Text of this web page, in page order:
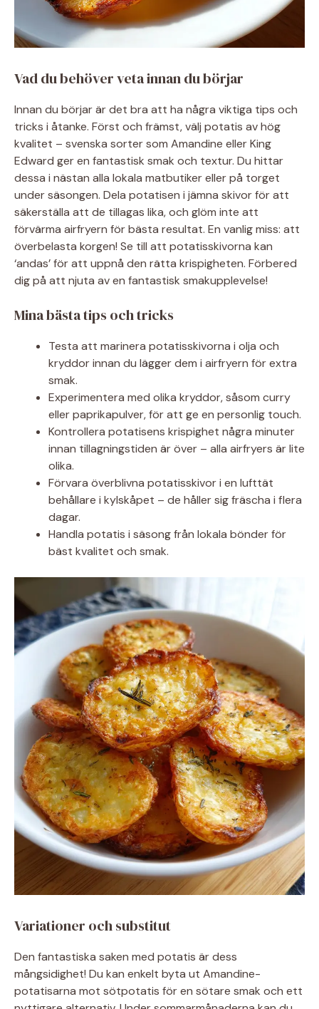
Vad du behöver veta innan du börjar
Innan du börjar är det bra att ha några viktiga tips och
tricks i åtanke. Först och främst, välj potatis av hög
kvalitet – svenska sorter som Amandine eller King
Edward ger en fantastisk smak och textur. Du hittar
dessa i nästan alla lokala matbutiker eller på torget
under säsongen. Dela potatisen i jämna skivor för att
säkerställa att de tillagas lika, och glöm inte att
förvärma airfryern för bästa resultat. En vanlig miss: att
överbelasta korgen! Se till att potatisskivorna kan
‘andas’ för att uppnå den rätta krispigheten. Förbered
dig på att njuta av en fantastisk smakupplevelse!
Mina bästa tips och tricks
Testa att marinera potatisskivorna i olja och
kryddor innan du lägger dem i airfryern för extra
smak.
Experimentera med olika kryddor, såsom curry
eller paprikapulver, för att ge en personlig touch.
Kontrollera potatisens krispighet några minuter
innan tillagningstiden är över – alla airfryers är lite
olika.
Förvara överblivna potatisskivor i en lufttät
behållare i kylskåpet – de håller sig fräscha i flera
dagar.
Handla potatis i säsong från lokala bönder för
bäst kvalitet och smak.
Variationer och substitut
Den fantastiska saken med potatis är dess
mångsidighet! Du kan enkelt byta ut Amandine-
potatisarna mot sötpotatis för en sötare smak och ett